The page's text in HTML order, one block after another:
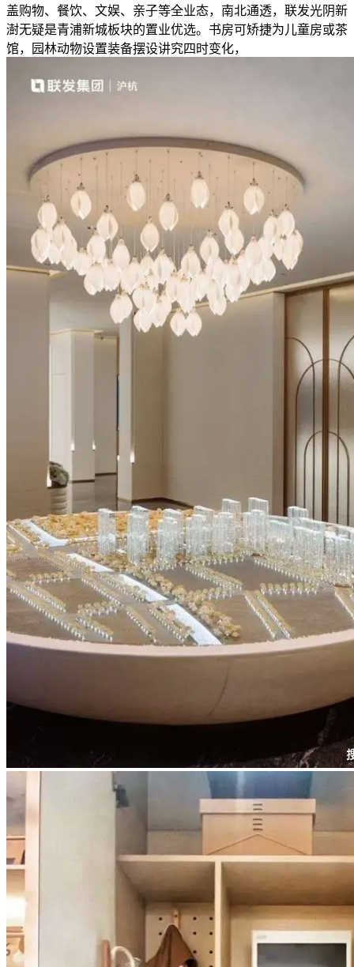
盖购物、餐饮、文娱、亲子等全业态，南北通透，联发光阴新
澍无疑是青浦新城板块的置业优选。书房可矫捷为儿童房或茶
馆，园林动物设置装备摆设讲究四时变化，